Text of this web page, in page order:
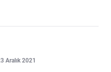
Aralık 2021